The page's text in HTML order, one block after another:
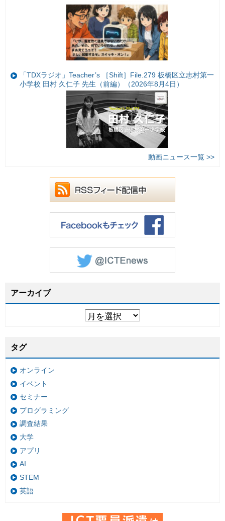
「TDXラジオ」Teacher’s ［Shift］File.279 板橋区立志村第一
小学校 田村 久仁子 先生（前編）（2026年8月4日）
動画ニュース一覧 >>
アーカイブ
タグ
オンライン
イベント
セミナー
プログラミング
調査結果
大学
アプリ
AI
STEM
英語